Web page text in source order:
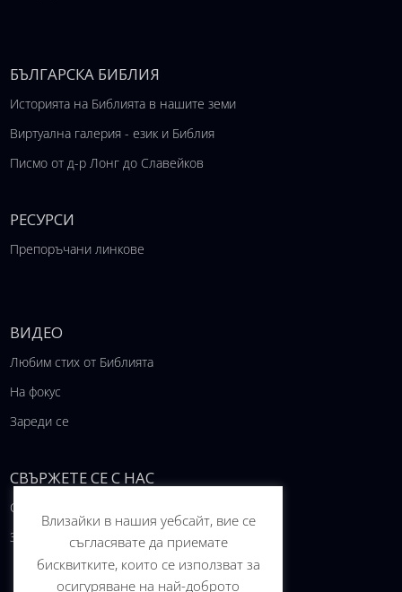
БЪЛГАРСКА БИБЛИЯ
Историята на Библията в нашите земи
Виртуална галерия - език и Библия
Писмо от д-р Лонг до Славейков
РЕСУРСИ
Препоръчани линкове
ВИДЕО
Любим стих от Библията
На фокус
Зареди се
СВЪРЖЕТЕ СЕ С НАС
Свържете се с нас
За проекта
Влизайки в нашия уебсайт, вие се
съгласявате да приемате
бисквитките, които се използват за
осигуряване на най-доброто